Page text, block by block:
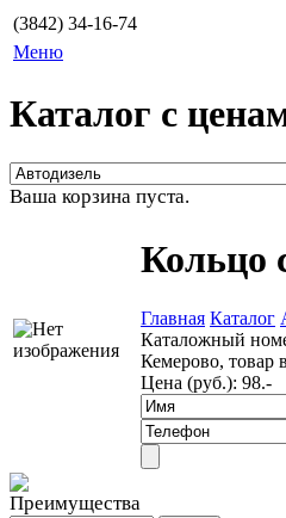
(3842) 34-16-74
Меню
Каталог с
Ваша корзина пуста.
Кольцо
Главная Каталог
Каталожный
Кемерово, товар
Цена (руб.): 98.-